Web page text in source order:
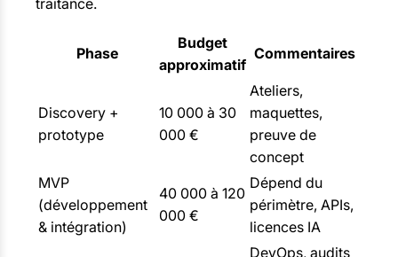
Phase
Budget
approximatif
Commentaires
Discovery +
prototype
10 000 à 30
000 €
Ateliers,
maquettes,
preuve de
concept
MVP
(développement
& intégration)
40 000 à 120
000 €
Dépend du
périmètre, APIs,
licences IA
DevOps, audits